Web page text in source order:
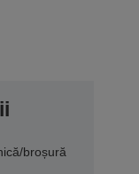
broșură